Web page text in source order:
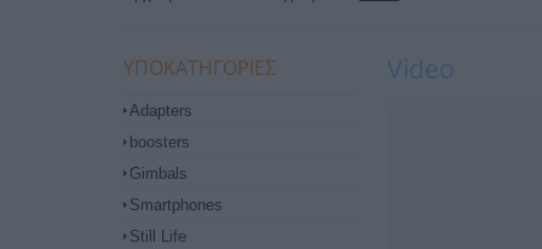
ΥΠΟΚΑΤΗΓΟΡΊΕΣ
Adapters
boosters
Gimbals
Smartphones
Still Life
Video